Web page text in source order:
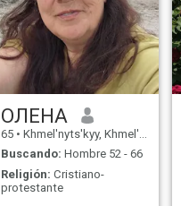
ОЛЕНА
65 • Khmel'nyts'kyy, Khmel'nyts'kyy, Ukrania
Buscando: Hombre 52 - 66
Religión: Cristiano-
protestante